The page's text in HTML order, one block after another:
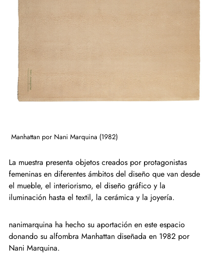
Manhattan por Nani Marquina (1982)
La muestra presenta objetos creados por protagonistas
femeninas en diferentes ámbitos del diseño que van desde
el mueble, el interiorismo, el diseño gráfico y la
iluminación hasta el textil, la cerámica y la joyería.
nanimarquina ha hecho su aportación en este espacio
donando su alfombra Manhattan diseñada en 1982 por
Nani Marquina.